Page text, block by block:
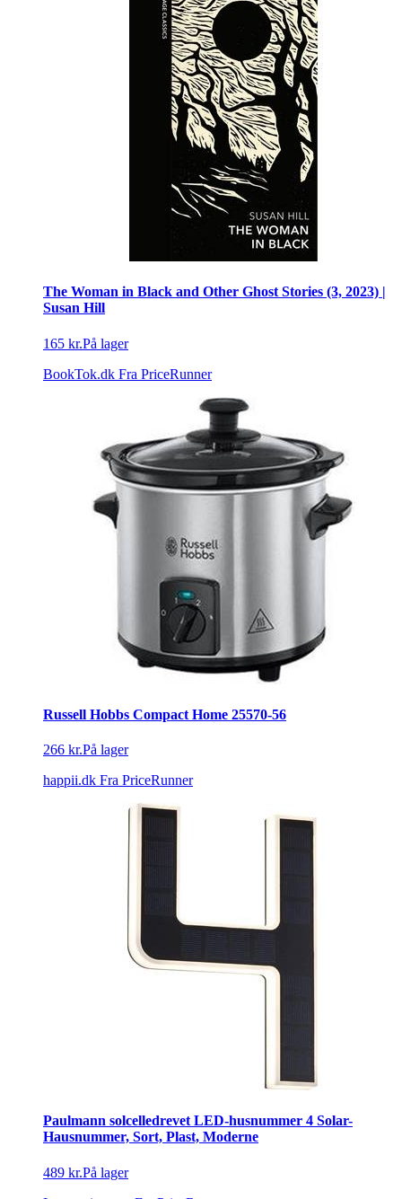
The Woman in Black and Other Ghost Stories (3, 2023) |
Susan Hill
165 kr.På lager
BookTok.dk Fra PriceRunner
Russell Hobbs Compact Home 25570-56
266 kr.På lager
happii.dk Fra PriceRunner
Paulmann solcelledrevet LED-husnummer 4 Solar-
Hausnummer, Sort, Plast, Moderne
489 kr.På lager